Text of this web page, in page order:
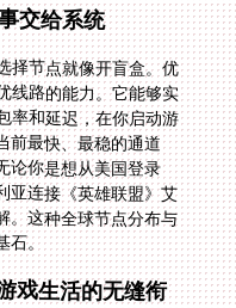
交给系统
择节点就像开盲盒。优
线路的能力。它能够实
率和延迟，在你启动游
前最快、最稳的通道
论你是想从美国登录
亚连接《英雄联盟》艾
。这种全球节点分布与
石。
戏生活的无缝衔